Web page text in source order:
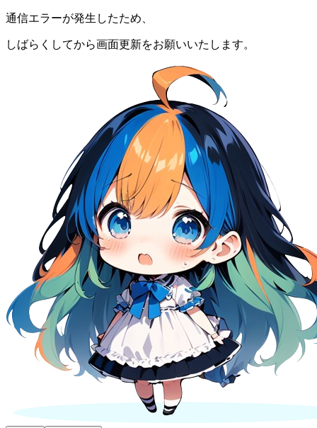
通信エラーが発生したため、
しばらくしてから画面更新をお願いいたします。